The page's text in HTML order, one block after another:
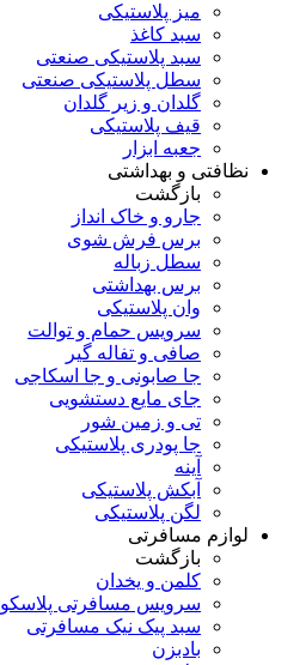
میز پلاستیکی
سبد کاغذ
سبد پلاستیکی صنعتی
سطل پلاستیکی صنعتی
گلدان و زیر گلدان
قیف پلاستیکی
جعبه ابزار
نظافتی و بهداشتی
بازگشت
جارو و خاک انداز
برس فرش شوی
سطل زباله
برس بهداشتی
وان پلاستیکی
سرویس حمام و توالت
صافی و تفاله گیر
جا صابونی و جا اسکاجی
جای مایع دستشویی
تی و زمین شور
جا پودری پلاستیکی
آینه
آبکش پلاستیکی
لگن پلاستیکی
لوازم مسافرتی
بازگشت
کلمن و یخدان
سرویس مسافرتی پلاسکو
سبد پیک نیک مسافرتی
بادبزن